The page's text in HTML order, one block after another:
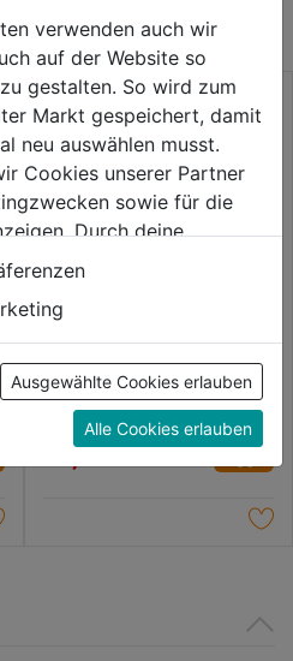
3/8P" 9Z
0.0 (0)
66,99€
verwenden auch wir
auf der Website so
gestalten. So wird zum
Markt gespeichert, damit
neu auswählen musst.
Cookies unserer Partner
sowie für die
Durch deine
von Drittanbieter,
USA, verarbeitet.
erlauben" stimmst du
zu. Unter "Details
Infos zu den
unter "Cookies
auswählen, welche Cookies
welche nicht.
Ausgewählte Cookies erlauben
Alle Cookies erlauben